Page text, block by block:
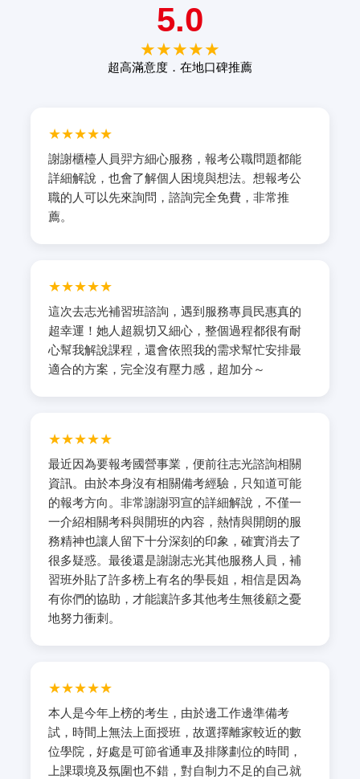
5.0
★★★★★
超高滿意度．在地口碑推薦
★★★★★
謝謝櫃檯人員羿方細心服務，報考公職問題都能
詳細解說，也會了解個人困境與想法。想報考公
職的人可以先來詢問，諮詢完全免費，非常推
薦。
★★★★★
這次去志光補習班諮詢，遇到服務專員民惠真的
超幸運！她人超親切又細心，整個過程都很有耐
心幫我解說課程，還會依照我的需求幫忙安排最
適合的方案，完全沒有壓力感，超加分～
★★★★★
最近因為要報考國營事業，便前往志光諮詢相關
資訊。由於本身沒有相關備考經驗，只知道可能
的報考方向。非常謝謝羽宣的詳細解說，不僅一
一介紹相關考科與開班的內容，熱情與開朗的服
務精神也讓人留下十分深刻的印象，確實消去了
很多疑惑。最後還是謝謝志光其他服務人員，補
習班外貼了許多榜上有名的學長姐，相信是因為
有你們的協助，才能讓許多其他考生無後顧之憂
地努力衝刺。
★★★★★
本人是今年上榜的考生，由於邊工作邊準備考
試，時間上無法上面授班，故選擇離家較近的數
位學院，好處是可節省通車及排隊劃位的時間，
上課環境及氛圍也不錯，對自制力不足的自己就